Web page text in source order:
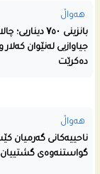
هەواڵ
بانزینی ۷٥۰
جیاوازیی لەنێوان کەلار
دەکرێت
هەواڵ
ناحییه‌كانى گه‌رمیان
گواستنه‌وه‌ى